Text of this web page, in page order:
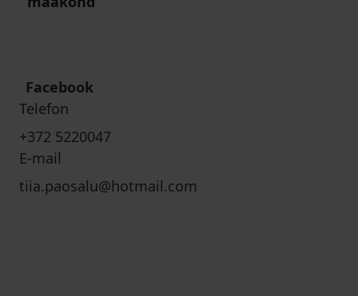
Facebook
Telefon
+372 5220047
E-mail
tiia.paosalu@hotmail.com